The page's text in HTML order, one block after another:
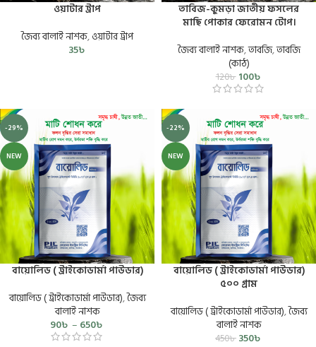
ওয়াটার ট্রাপ
জৈব্য বালাই নাশক,ওয়াটার ট্রাপ
35৳
তাবিজ-কুমড়া জাতীয় ফসলের
মাছি পোকার ফেরোমন টোপ।
জৈব্য বালাই নাশক,তাবজি,তাবজি
(কাঠ)
120৳ 100৳
-29%
NEW
বায়োলিড ( ট্রাইকোডার্মা পাউডার)
বায়োলিড ( ট্রাইকোডার্মা পাউডার),জৈব্য
বালাই নাশক
90৳ – 650৳
-22%
NEW
বায়োলিড ( ট্রাইকোডার্মা পাউডার)
৫০০ গ্রাম
বায়োলিড ( ট্রাইকোডার্মা পাউডার),জৈব্য
বালাই নাশক
450৳ 350৳